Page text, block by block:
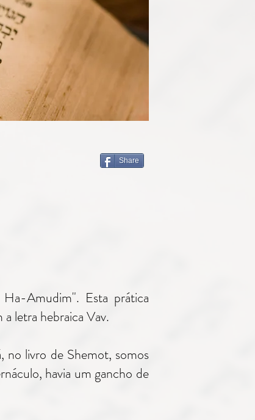
Share
Amudim". Esta prática
letra hebraica Vav.
no livro de Shemot, somos
havia um gancho de